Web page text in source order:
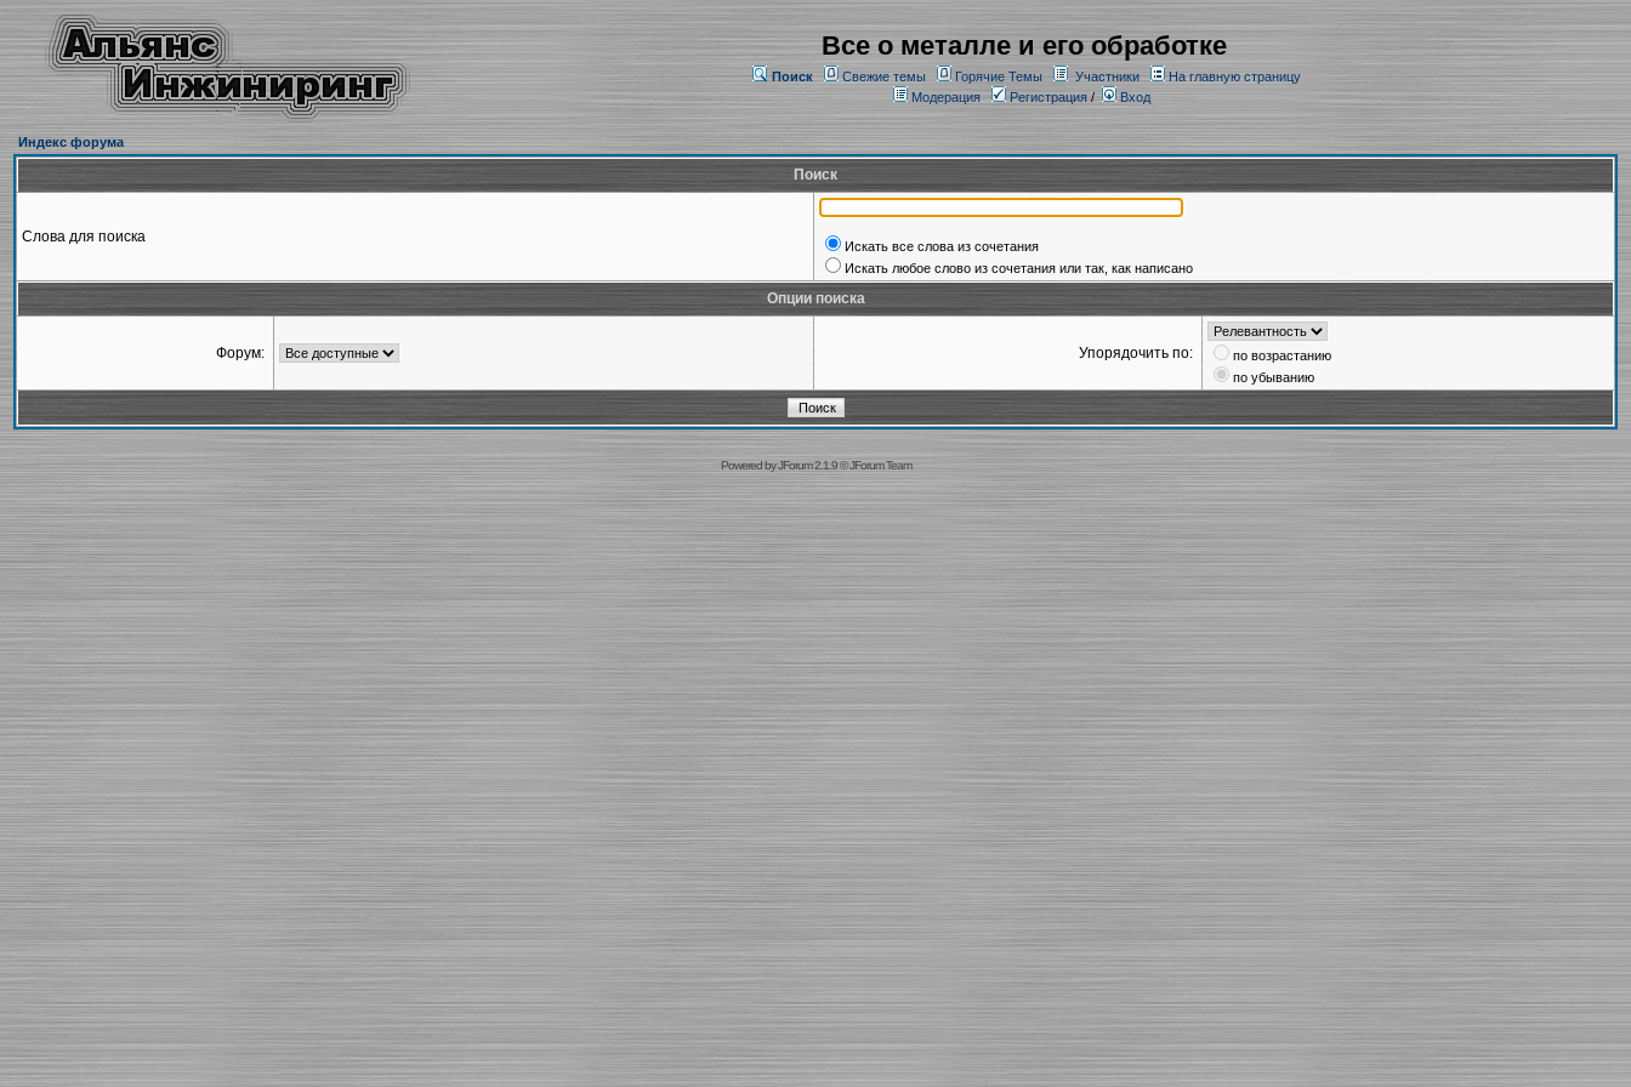
Все о металле и его обработке
Поиск Свежие темы Горячие Темы Участники
На главную страницу
Модерация
Регистрация/ Вход
Индекс форума
Поиск
Слова для поиска
Искать все слова из сочетания
Искать любое слово из сочетания или так, как написано
Опции поиска
Форум: Упорядочить по:
по возрастанию
по убыванию
Powered byJForum 2.1.9©JForum Team